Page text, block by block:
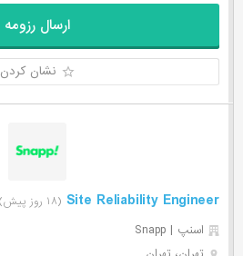
ارسال رزومه
نشان کردن
Site Reliability Engineer (۱۸ روز پیش)
اسنپ | Snapp